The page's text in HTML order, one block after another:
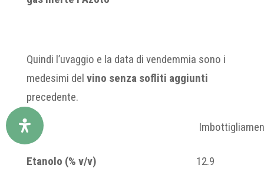
Quindi l’uvaggio e la data di vendemmia sono i
medesimi del vino senza sofliti aggiunti
precedente.
Etanolo (% v/v) 12.9